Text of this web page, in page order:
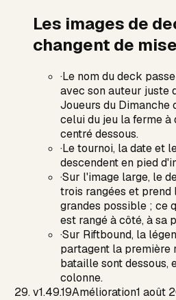
Les images de
changent de
·Le nom du deck
avec son auteur juste
Joueurs du Dimanche
celui du jeu la ferme
centré dessous.
·Le tournoi, la date et
descendent en pied
·Sur l'image large, le
trois rangées et
grandes possible ; ce
est rangé à côté, à sa
·Sur Riftbound, la
partagent la première
bataille sont dessous,
colonne.
v1.49.19Amélioration1 août